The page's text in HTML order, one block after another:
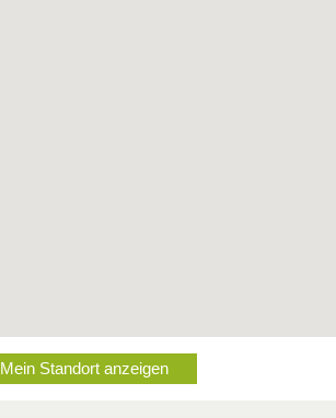
Mein Standort anzeigen